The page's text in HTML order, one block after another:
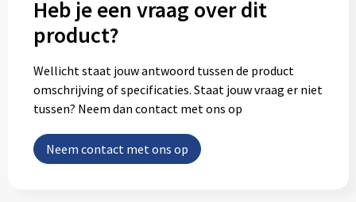
Heb je een vraag over dit
product?
Wellicht staat jouw antwoord tussen de product
omschrijving of specificaties. Staat jouw vraag er niet
tussen? Neem dan contact met ons op
Neem contact met ons op